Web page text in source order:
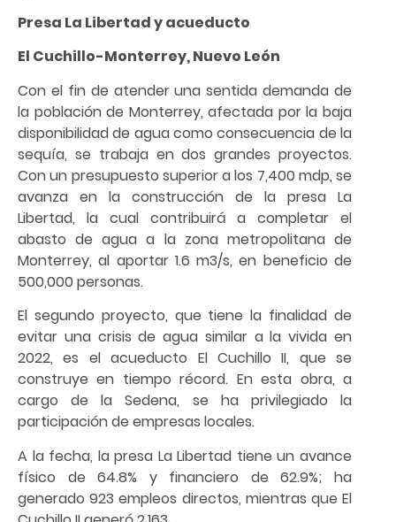
Presa La Libertad y acueducto
El Cuchillo-Monterrey, Nuevo León
Con el fin de atender una sentida demanda de
la población de Monterrey, afectada por la baja
disponibilidad de agua como consecuencia de la
sequía, se trabaja en dos grandes proyectos.
Con un presupuesto superior a los 7,400 mdp, se
avanza en la construcción de la presa La
Libertad, la cual contribuirá a completar el
abasto de agua a la zona metropolitana de
Monterrey, al aportar 1.6 m3/s, en beneficio de
500,000 personas.
El segundo proyecto, que tiene la finalidad de
evitar una crisis de agua similar a la vivida en
2022, es el acueducto El Cuchillo II, que se
construye en tiempo récord. En esta obra, a
cargo de la Sedena, se ha privilegiado la
participación de empresas locales.
A la fecha, la presa La Libertad tiene un avance
físico de 64.8% y financiero de 62.9%; ha
generado 923 empleos directos, mientras que El